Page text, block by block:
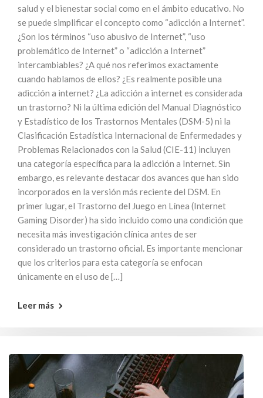
salud y el bienestar social como en el ámbito educativo. No
se puede simplificar el concepto como “adicción a Internet”.
¿Son los términos “uso abusivo de Internet”, “uso
problemático de Internet” o “adicción a Internet”
intercambiables? ¿A qué nos referimos exactamente
cuando hablamos de ellos? ¿Es realmente posible una
adicción a internet? ¿La adicción a internet es considerada
un trastorno? Ni la última edición del Manual Diagnóstico
y Estadístico de los Trastornos Mentales (DSM-5) ni la
Clasificación Estadística Internacional de Enfermedades y
Problemas Relacionados con la Salud (CIE-11) incluyen
una categoría específica para la adicción a Internet. Sin
embargo, es relevante destacar dos avances que han sido
incorporados en la versión más reciente del DSM. En
primer lugar, el Trastorno del Juego en Línea (Internet
Gaming Disorder) ha sido incluido como una condición que
necesita más investigación clínica antes de ser
considerado un trastorno oficial. Es importante mencionar
que los criterios para esta categoría se enfocan
únicamente en el uso de […]
Leer más